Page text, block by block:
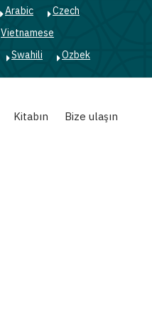
Arabic
Czech
Vietnamese
Swahili Ozbek
Kitabın Bize ulaşın